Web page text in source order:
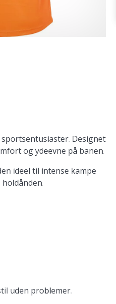
Designet
og ydeevne på banen.
ideel til intense kampe
uden problemer.